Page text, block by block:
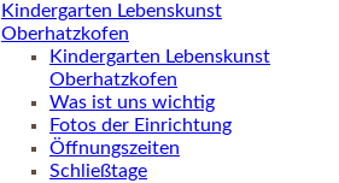
Kindergarten Lebenskunst
Oberhatzkofen
Kindergarten Lebenskunst
Oberhatzkofen
Was ist uns wichtig
Fotos der Einrichtung
Öffnungszeiten
Schließtage